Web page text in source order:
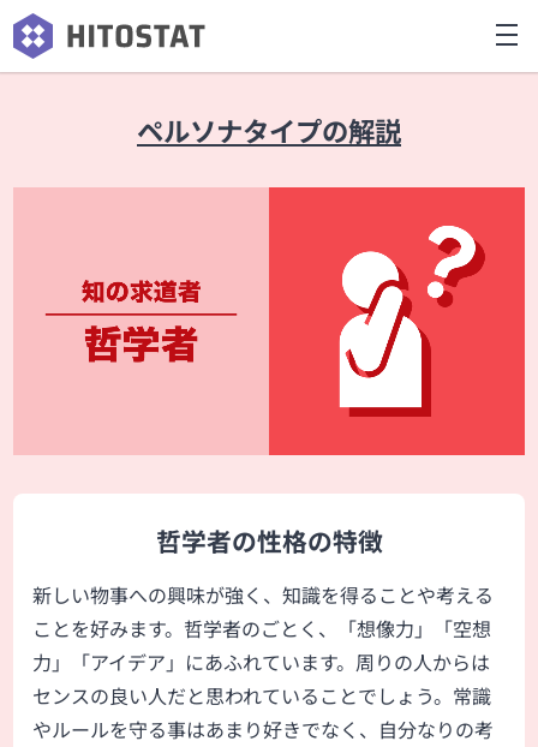
ペルソナタイプの解説
哲学者の性格の特徴
新しい物事への興味が強く、知識を得ることや考える
ことを好みます。哲学者のごとく、「想像力」「空想
力」「アイデア」にあふれています。周りの人からは
センスの良い人だと思われていることでしょう。常識
やルールを守る事はあまり好きでなく、自分なりの考